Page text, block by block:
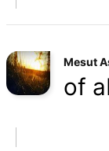
Mesut
of